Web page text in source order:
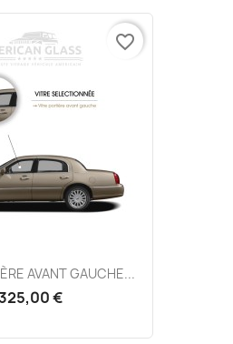
AVANT GAUCHE...
€
favorite_border